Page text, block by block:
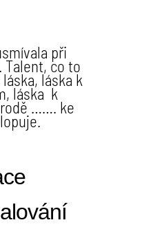
při
Talent, co to
láska k
láska k
……. ke